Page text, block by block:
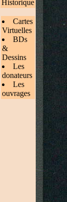
Historique
Cartes
Virtuelles
BDs
&
Dessins
Les
donateurs
Les
ouvrages